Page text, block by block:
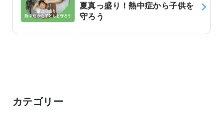
夏真っ盛り！熱中症から子供を
守ろう
カテゴリー